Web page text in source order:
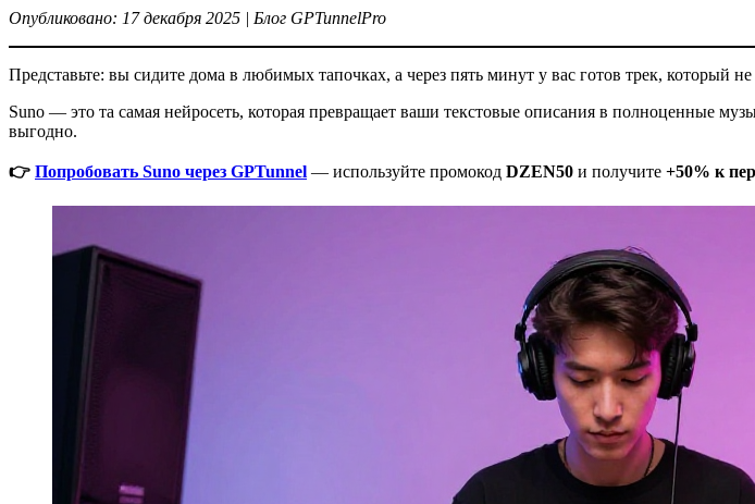
Опубликовано: 17 декабря 2025 | Блог GPTunnelPro
Представьте: вы сидите дома в любимых тапочках, а через пять минут у вас готов трек, который
Suno — это та самая нейросеть, которая превращает ваши текстовые описания в полноценные
выгодно.
👉 Попробовать Suno через GPTunnel — используйте промокод DZEN50 и получите +50% к